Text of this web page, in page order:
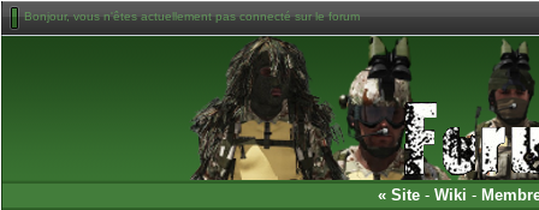
Bonjour, vous n'êtes actuellement pas connecté sur le forum
« Site - Wiki -